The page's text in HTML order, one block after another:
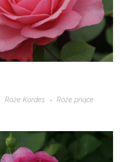
Róże Kordes Róże pnące